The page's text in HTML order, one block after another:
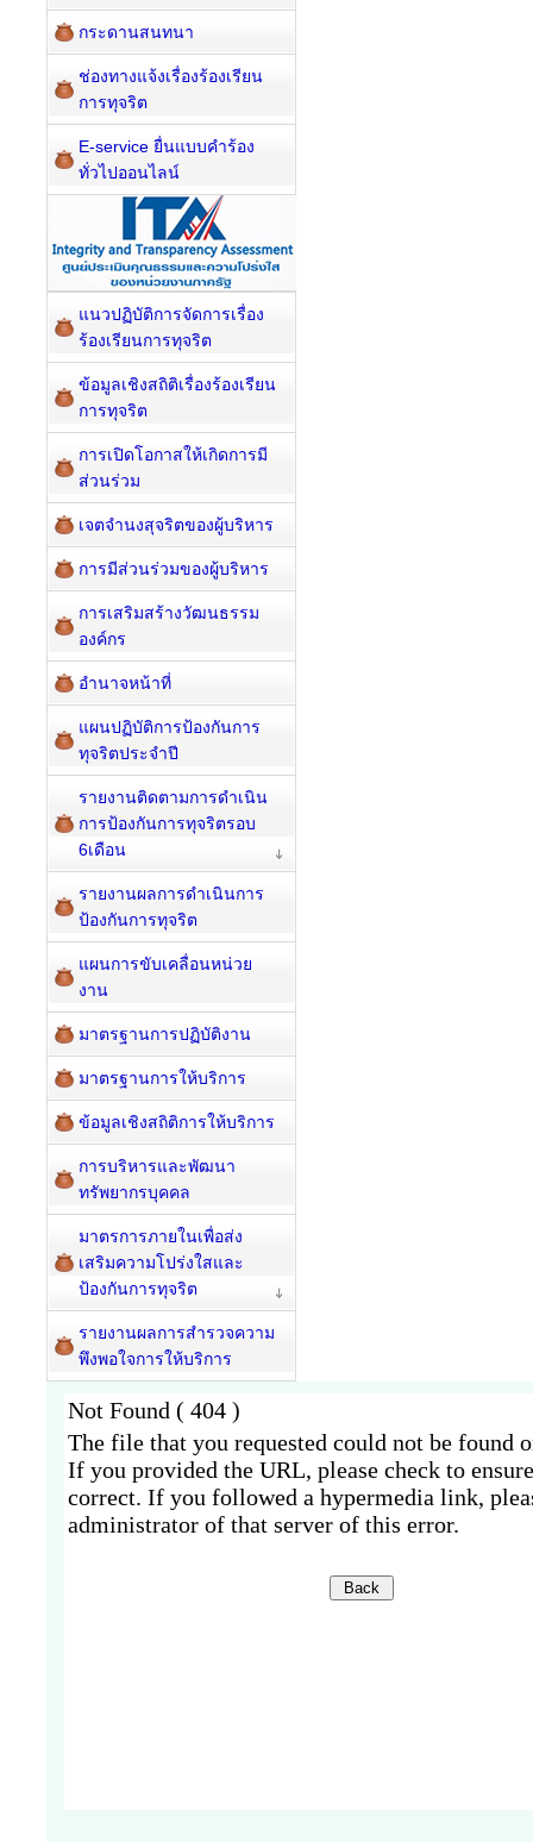
กระดานสนทนา
ช่องทางแจ้งเรื่องร้องเรียน
การทุจริต
E-service ยื่นแบบคำร้อง
ทั่วไปออนไลน์
แนวปฏิบัติการจัดการเรื่อง
ร้องเรียนการทุจริต
ข้อมูลเชิงสถิติเรื่องร้องเรียน
การทุจริต
การเปิดโอกาสให้เกิดการมี
ส่วนร่วม
เจตจำนงสุจริตของผู้บริหาร
การมีส่วนร่วมของผู้บริหาร
การเสริมสร้างวัฒนธรรม
องค์กร
อำนาจหน้าที่
แผนปฏิบัติการป้องกันการ
ทุจริตประจำปี
รายงานติดตามการดำเนิน
การป้องกันการทุจริตรอบ
6เดือน
รายงานผลการดำเนินการ
ป้องกันการทุจริต
แผนการขับเคลื่อนหน่วย
งาน
มาตรฐานการปฏิบัติงาน
มาตรฐานการให้บริการ
ข้อมูลเชิงสถิติการให้บริการ
การบริหารและพัฒนา
ทรัพยากรบุคคล
มาตรการภายในเพื่อส่ง
เสริมความโปร่งใสและ
ป้องกันการทุจริต
รายงานผลการสำรวจความ
พึงพอใจการให้บริการ